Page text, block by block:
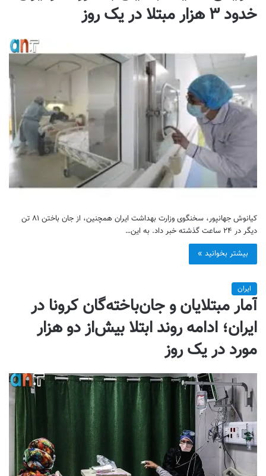
خدود ۳ هزار مبتلا در یک روز
کیانوش جهانپور، سخنگوی وزارت بهداشت ایران همچنین، از جان باختن ۸۱ تن
دیگر در ۲۴ ساعت گذشته خبر داد. به این…
بیشتر بخوانید »
ایران
آمار مبتلایان و جان‌باخته‌گان کرونا در
ایران؛ ادامه روند ابتلا بیش‌از دو هزار
مورد در یک روز